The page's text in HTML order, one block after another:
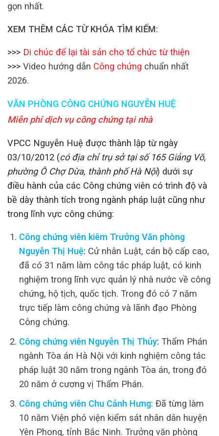
gọn nhất.
XEM THÊM CÁC TỪ KHÓA TÌM KIẾM:
>>> Di chúc để lại tài sản cho tổ chức từ thiện
>>> Video hướng dẫn Công chứng chuẩn nhất
2026.
VĂN PHÒNG CÔNG CHỨNG NGUYỄN HUỆ
Miễn phí dịch vụ công chứng tại nhà
VPCC Nguyễn Huệ được thành lập từ ngày
03/10/2012 (có địa chỉ trụ sở tại số 165 Giảng Võ,
phường Ô Chợ Dừa, thành phố Hà Nội) dưới sự
điều hành của các Công chứng viên có trình độ và
bề dày thành tích trong ngành pháp luật cũng như
trong lĩnh vực công chứng:
Công chứng viên kiêm Trưởng Văn phòng
Nguyễn Thị Huệ: Cử nhân Luật, cán bộ cấp cao,
đã có 31 năm làm công tác pháp luật, có kinh
nghiệm trong lĩnh vực quản lý nhà nước về công
chứng, hộ tịch, quốc tịch. Trong đó có 7 năm
trực tiếp làm công chứng và lãnh đạo Phòng
Công chứng.
Công chứng viên Nguyễn Thị Thủy: Thẩm Phán
ngành Tòa án Hà Nội với kinh nghiệm công tác
pháp luật 30 năm trong ngành Tòa án, trong đó
20 năm ở cương vị Thẩm Phán.
Công chứng viên Chu Cảnh Hưng: Đã từng làm
10 năm Viện phó viện kiểm sát nhân dân huyện
Yên Phong, tỉnh Bắc Ninh. Trưởng văn phòng